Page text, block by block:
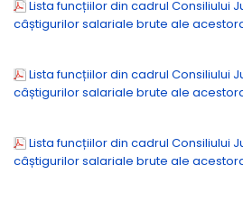
Lista funcțiilor din cadrul Consiliului
câștigurilor salariale brute ale
Lista funcțiilor din cadrul Consiliului
câștigurilor salariale brute ale
Lista funcțiilor din cadrul Consiliului
câștigurilor salariale brute ale